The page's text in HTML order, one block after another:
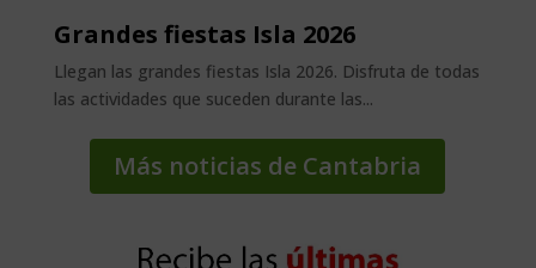
Grandes fiestas Isla 2026
Llegan las grandes fiestas Isla 2026. Disfruta de todas
las actividades que suceden durante las...
Más noticias de Cantabria